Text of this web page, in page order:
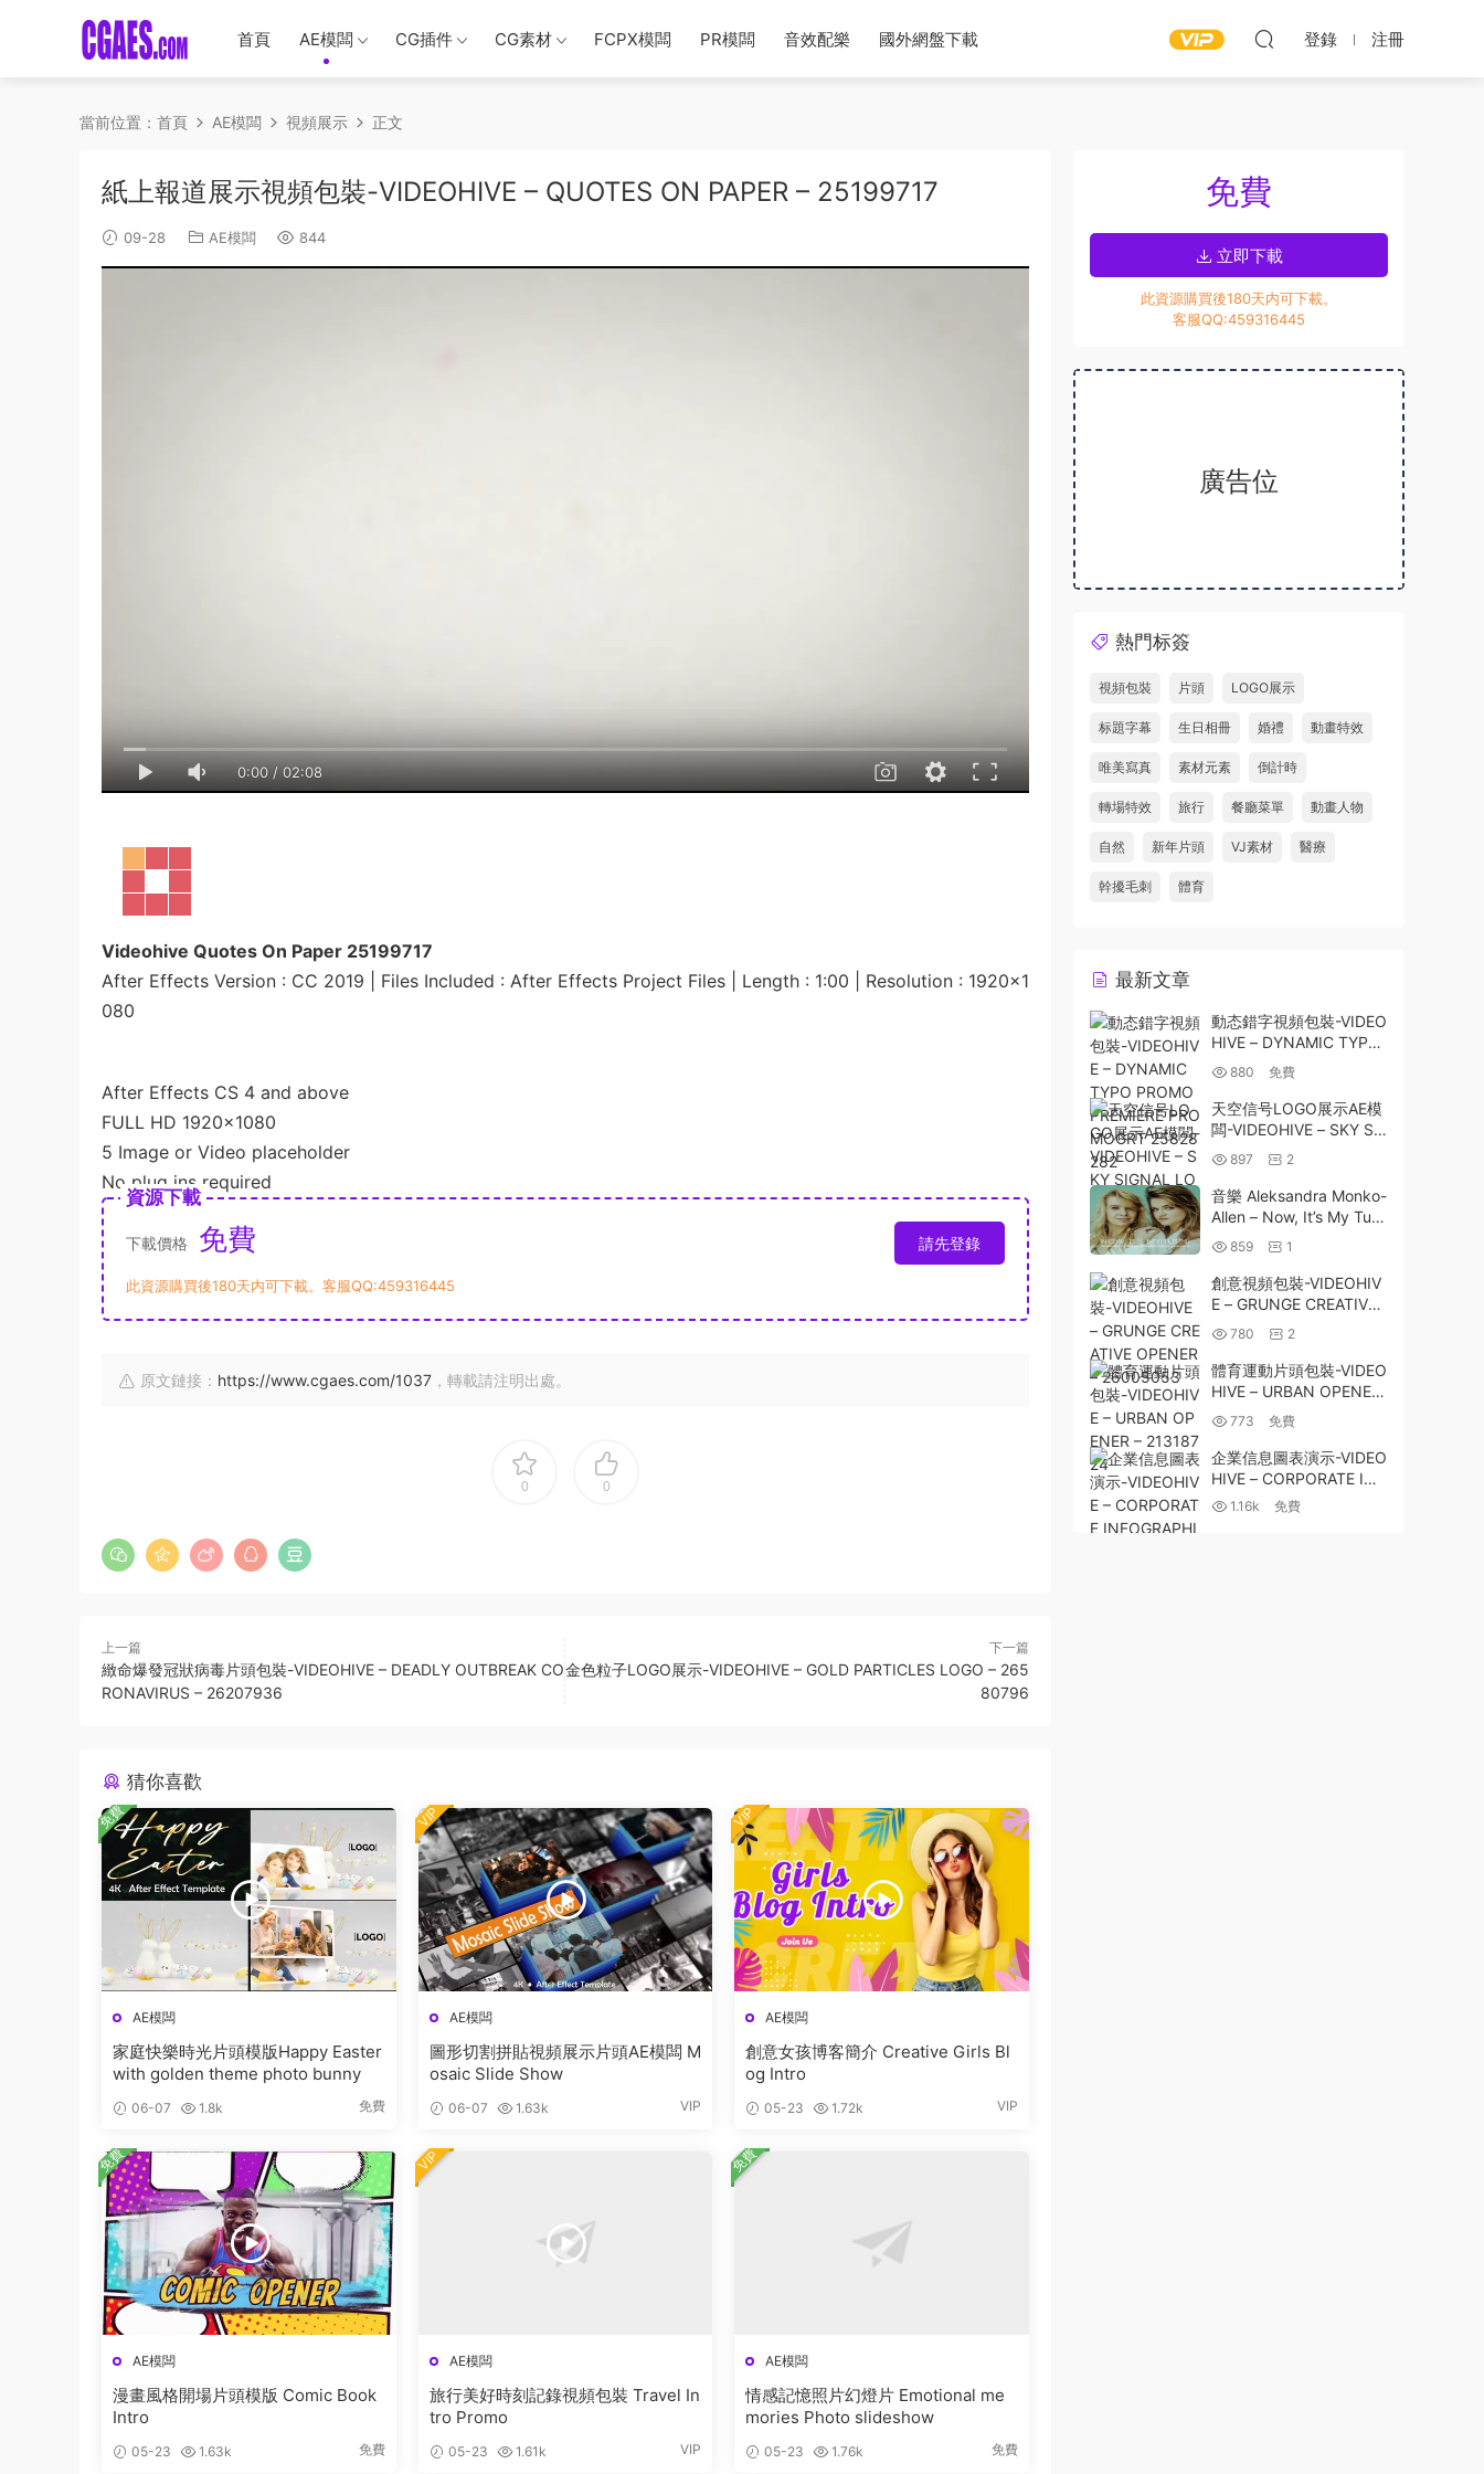
首頁 AE模闆 CG插件 CG素材 FCPX模闆 PR模闆 音效配樂 國外網盤下載 登錄 注冊
當前位置： 首頁 AE模闆 視頻展示 正文
紙上報道展示視頻包裝-VIDEOHIVE – QUOTES ON PAPER – 25199717
09-28 AE模闆 844
0:00 / 02:08
Videohive Quotes On Paper 25199717
After Effects Version : CC 2019 | Files Included : After Effects Project Files | Length : 1:00 | Resolution : 1920×1
080
After Effects CS 4 and above
FULL HD 1920×1080
5 Image or Video placeholder
No plug ins required
資源下載
下載價格 免費 請先登錄
此資源購買後180天内可下載。客服QQ:459316445
原文鏈接： https://www.cgaes.com/1037 ，轉載請注明出處。
0 0
上一篇
緻命爆發冠狀病毒片頭包裝-VIDEOHIVE – DEADLY OUTBREAK CO
RONAVIRUS – 26207936
下一篇
金色粒子LOGO展示-VIDEOHIVE – GOLD PARTICLES LOGO – 265
80796
猜你喜歡
AE模闆
家庭快樂時光片頭模版Happy Easter
with golden theme photo bunny
06-07 1.8k 免費
免費
AE模闆
圖形切割拼貼視頻展示片頭AE模闆 M
osaic Slide Show
06-07 1.63k VIP
VIP
AE模闆
創意女孩博客簡介 Creative Girls Bl
og Intro
05-23 1.72k VIP
VIP
AE模闆
漫畫風格開場片頭模版 Comic Book
Intro
05-23 1.63k 免費
免費
AE模闆
旅行美好時刻記錄視頻包裝 Travel In
tro Promo
05-23 1.61k VIP
VIP
AE模闆
情感記憶照片幻燈片 Emotional me
mories Photo slideshow
05-23 1.76k 免費
免費
免費
立即下載
此資源購買後180天内可下載。
客服QQ:459316445
廣告位
熱門标簽
視頻包裝 片頭 LOGO展示
标題字幕 生日相冊 婚禮 動畫特效
唯美寫真 素材元素 倒計時
轉場特效 旅行 餐廳菜單 動畫人物
自然 新年片頭 VJ素材 醫療
幹擾毛刺 體育
最新文章
動态錯字視頻包裝-VIDEO
HIVE – DYNAMIC TYPO
PROMO PREMIERE PRO
MOGRT 25828282
880 免費
天空信号LOGO展示AE模
闆-VIDEOHIVE – SKY SI
GNAL LOGO – 1887083
5
897 2
音樂 Aleksandra Monko-
Allen – Now, It’s My Tur
n! (2023)
859 1
創意視頻包裝-VIDEOHIV
E – GRUNGE CREATIVE
OPENER – 26005053
780 2
體育運動片頭包裝-VIDEO
HIVE – URBAN OPENER
– 21318724
773 免費
企業信息圖表演示-VIDEO
HIVE – CORPORATE INF
OGRAPHIC PRESENTATI
1.16k 免費